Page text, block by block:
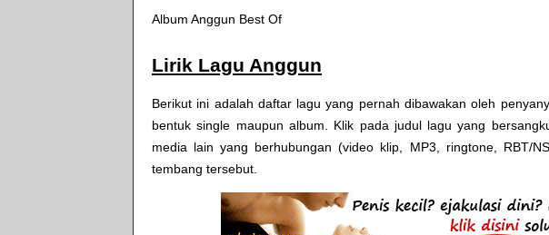
Album Anggun Best Of
Lirik Lagu Anggun
Berikut ini adalah daftar lagu yang pernah dibawakan oleh
bentuk single maupun album. Klik pada judul lagu yang
media lain yang berhubungan (video klip, MP3, ringtone, RBT/
tembang tersebut.